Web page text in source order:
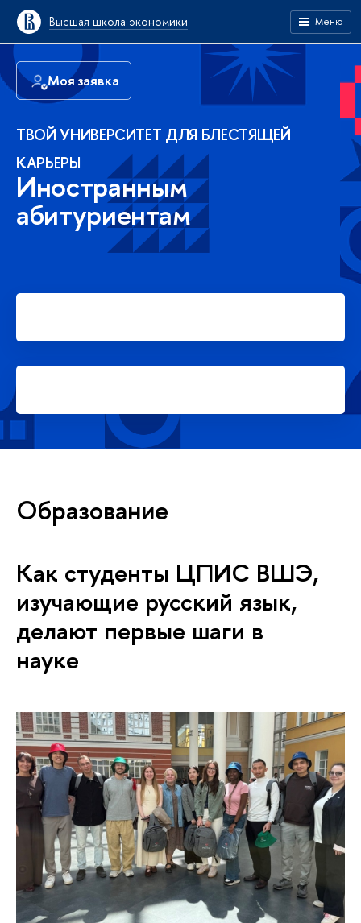
Высшая школа экономики Меню
Моя заявка
ТВОЙ УНИВЕРСИТЕТ ДЛЯ БЛЕСТЯЩЕЙ
КАРЬЕРЫ
Иностранным
абитуриентам
Образование
Как студенты ЦПИС ВШЭ,
изучающие русский язык,
делают первые шаги в
науке